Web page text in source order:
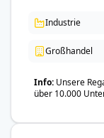
Industrie
Großhandel
Info Unsere
über 10.000